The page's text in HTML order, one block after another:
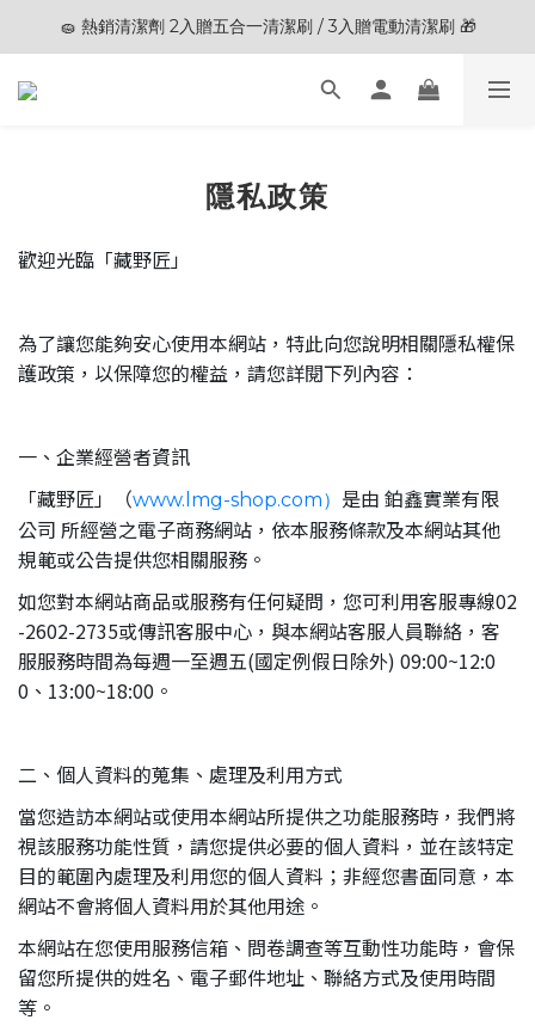
🎊夏末狂歡節限定優惠🎊︱全館滿 $3,000現折$200
🧽 熱銷清潔劑 2入贈五合一清潔刷 / 3入贈電動清潔刷 🎁
🎊夏末狂歡節限定優惠🎊︱全館滿 $3,000現折$200
隱私政策
歡迎光臨「藏野匠」
為了讓您能夠安心使用本網站，特此向您說明相關隱私權保
護政策，以保障您的權益，請您詳閱下列內容：
一、企業經營者資訊
「藏野匠」（www.lmg-shop.com） 是由 鉑鑫實業有限
公司 所經營之電子商務網站，依本服務條款及本網站其他
規範或公告提供您相關服務。
如您對本網站商品或服務有任何疑問，您可利用客服專線02
-2602-2735或傳訊客服中心，與本網站客服人員聯絡，客
服服務時間為每週一至週五(國定例假日除外) 09:00~12:0
0、13:00~18:00。
二、個人資料的蒐集、處理及利用方式
當您造訪本網站或使用本網站所提供之功能服務時，我們將
視該服務功能性質，請您提供必要的個人資料，並在該特定
目的範圍內處理及利用您的個人資料；非經您書面同意，本
網站不會將個人資料用於其他用途。
本網站在您使用服務信箱、問卷調查等互動性功能時，會保
留您所提供的姓名、電子郵件地址、聯絡方式及使用時間
等。